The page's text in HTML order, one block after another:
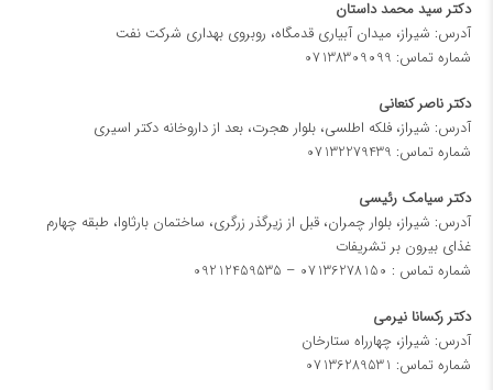
دكتر سيد محمد داستان
آدرس: شیراز، ميدان آبياری قدمگاه، روبروی بهداری شركت نفت
شماره تماس: 07138309099
دکتر ناصر کنعانی
آدرس: شیراز، فلکه اطلسی، بلوار هجرت، بعد از داروخانه دکتر اسیری
شماره تماس: 07132279439
دکتر سیامک رئیسی
آدرس: شیراز، بلوار چمران، قبل از زیرگذر زرگری، ساختمان بارثاوا، طبقه چهارم
غذای بیرون بر تشریفات
شماره تماس : 07136278150
–
09212459535
دکتر رکسانا نیرمی
آدرس: شیراز، چهارراه ستارخان
شماره تماس: 07136289531